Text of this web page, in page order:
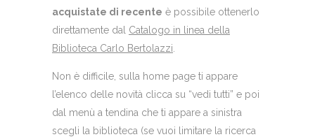
acquistate di recente è possibile ottenerlo
direttamente dal Catalogo in linea della
Biblioteca Carlo Bertolazzi
Non è difficile, sulla home page ti appare
l’elenco delle novità clicca su “vedi tutti” e poi
dal menù a tendina che ti appare a sinistra
scegli la biblioteca (se vuoi limitare la ricerca